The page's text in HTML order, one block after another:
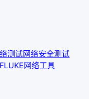
测试网络安全测试
FLUKE网络工具